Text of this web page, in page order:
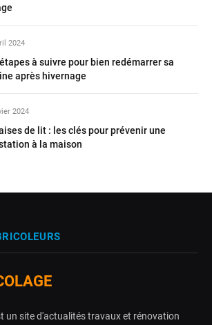
2024
à suivre pour bien redémarrer sa
après hivernage
2024
de lit : les clés pour prévenir une
à la maison
un site d'actualités travaux et rénovation